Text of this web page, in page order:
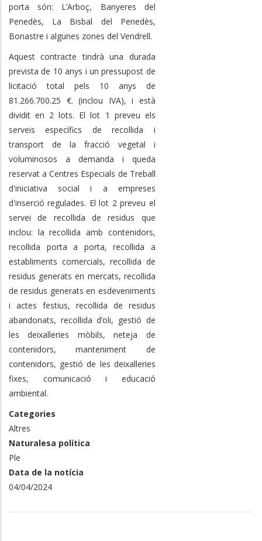
porta són: L’Arboç, Banyeres del
Penedès, La Bisbal del Penedès,
Bonastre i algunes zones del Vendrell.
Aquest contracte tindrà una durada
prevista de 10 anys i un pressupost de
licitació total pels 10 anys de
81.266.700.25 €. (inclou IVA), i està
dividit en 2 lots. El lot 1 preveu els
serveis específics de recollida i
transport de la fracció vegetal i
voluminosos a demanda i queda
reservat a Centres Especials de Treball
d'iniciativa social i a empreses
d'inserció regulades. El lot 2 preveu el
servei de recollida de residus que
inclou: la recollida amb contenidors,
recollida porta a porta, recollida a
establiments comercials, recollida de
residus generats en mercats, recollida
de residus generats en esdeveniments
i actes festius, recollida de residus
abandonats, recollida d’oli, gestió de
les deixalleries mòbils, neteja de
contenidors, manteniment de
contenidors, gestió de les deixalleries
fixes, comunicació i educació
ambiental.
Categories
Altres
Naturalesa política
Ple
Data de la notícia
04/04/2024